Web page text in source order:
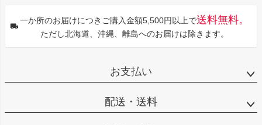
一か所のお届けにつきご購入金額5,500円以上で送料無料。
ただし北海道、沖縄、離島へのお届けは除きます。
お支払い
配送・送料